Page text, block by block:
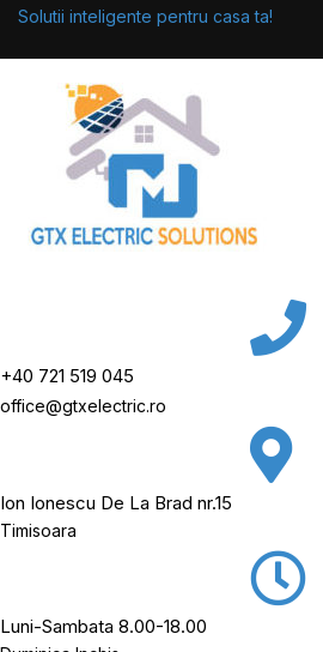
Skip
content
Solutii inteligente pentru casa ta!
+40 721 519 045
office@gtxelectric.ro
Ion Ionescu De La Brad nr.15
Timisoara
Luni-Sambata 8.00-18.00